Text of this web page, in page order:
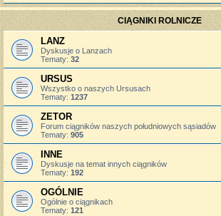
CIĄGNIKI ROLNICZE
LANZ
Dyskusje o Lanzach
Tematy: 32
URSUS
Wszystko o naszych Ursusach
Tematy: 1237
ZETOR
Forum ciągników naszych południowych sąsiadów
Tematy: 905
INNE
Dyskusje na temat innych ciągników
Tematy: 192
OGÓLNIE
Ogólnie o ciągnikach
Tematy: 121